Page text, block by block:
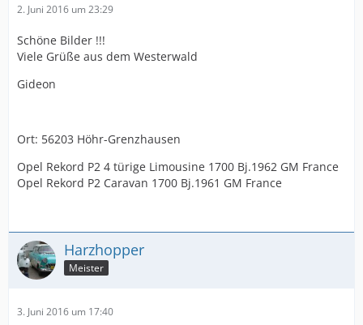
2. Juni 2016 um 23:29
Schöne Bilder !!!
Viele Grüße aus dem Westerwald
Gideon
Ort: 56203 Höhr-Grenzhausen
Opel Rekord P2 4 türige Limousine 1700 Bj.1962 GM France
Opel Rekord P2 Caravan 1700 Bj.1961 GM France
Harzhopper
Meister
3. Juni 2016 um 17:40